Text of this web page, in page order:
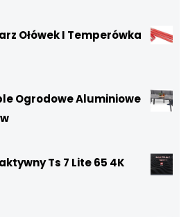
Ołówek I Temperówka
Ogrodowe Aluminiowe
Ts 7 Lite 65 4K